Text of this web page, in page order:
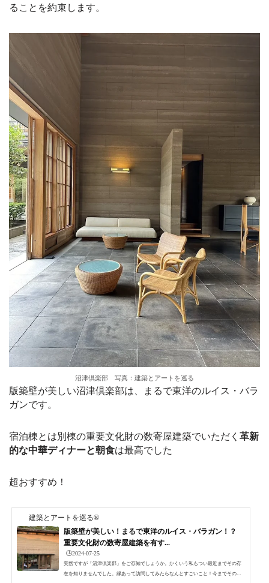
ることを約束します。
沼津倶楽部 写真：建築とアートを巡る
版築壁が美しい沼津倶楽部は、まるで東洋のルイス・バラ
ガンです。
宿泊棟とは別棟の重要文化財の数寄屋建築でいただく 革新
的な中華ディナーと朝食は最高でした
超おすすめ！
建築とアートを巡る®
版築壁が美しい！まるで東洋のルイス・バラガン！？
重要文化財の数寄屋建築を有す...
🕒️2024-07-25
突然ですが「沼津倶楽部」をご存知でしょうか。かくいう私もつい最近までその存
在を知りませんでした。縁あって訪問してみたらなんとすごいこと！今までその存